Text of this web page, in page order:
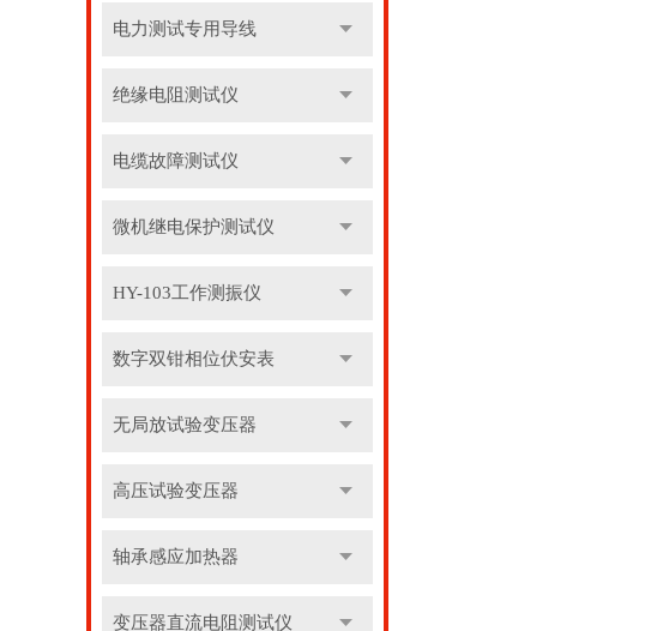
电力测试专用导线
绝缘电阻测试仪
电缆故障测试仪
微机继电保护测试仪
HY-103工作测振仪
数字双钳相位伏安表
无局放试验变压器
高压试验变压器
轴承感应加热器
变压器直流电阻测试仪